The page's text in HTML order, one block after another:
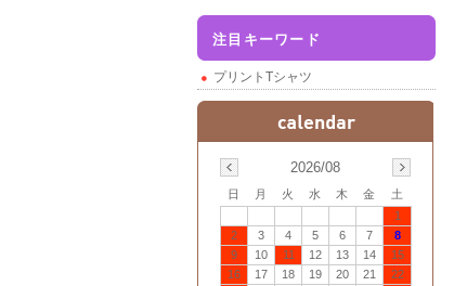
注目キーワード
プリントTシャツ
2026/08
日 月 火 水 木 金
土
1
2
3 4 5 6 7
8
9
10 11 12 13 14
15
16
17 18 19 20 21
22